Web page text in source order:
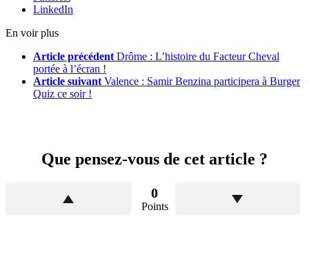
LinkedIn
En voir plus
Article précédent Drôme : L’histoire du Facteur Cheval
portée à l’écran !
Article suivant Valence : Samir Benzina participera à Burger
Quiz ce soir !
Que pensez-vous de cet article ?
0
Points